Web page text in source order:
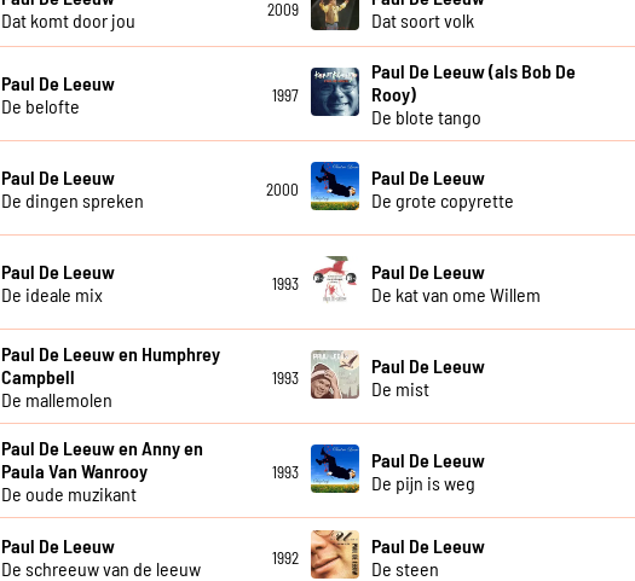
Dat komt door jou
2009
Dat soort volk
Paul De Leeuw
De belofte
1997
Paul De Leeuw (als Bob De
Rooy)
De blote tango
Paul De Leeuw
De dingen spreken
2000
Paul De Leeuw
De grote copyrette
Paul De Leeuw
De ideale mix
1993
Paul De Leeuw
De kat van ome Willem
Paul De Leeuw en Humphrey
Campbell
De mallemolen
1993
Paul De Leeuw
De mist
Paul De Leeuw en Anny en
Paula Van Wanrooy
De oude muzikant
1993
Paul De Leeuw
De pijn is weg
Paul De Leeuw
De schreeuw van de leeuw
1992
Paul De Leeuw
De steen